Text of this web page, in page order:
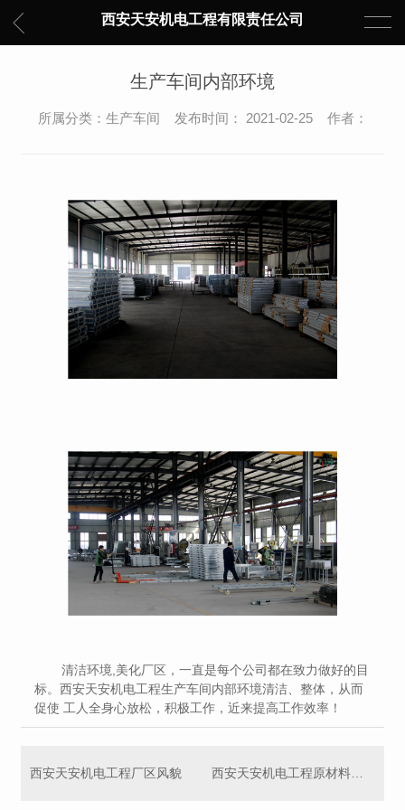
西安天安机电工程有限责任公司
生产车间内部环境
所属分类：生产车间 发布时间： 2021-02-25 作者：
清洁环境,美化厂区，一直是每个公司都在致力做好的目
标。西安天安机电工程生产车间内部环境清洁、整体，从而
促使 工人全身心放松，积极工作，近来提高工作效率！
西安天安机电工程厂区风貌